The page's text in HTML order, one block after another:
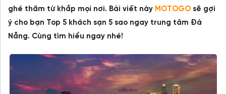
ghé thăm từ khắp mọi nơi. Bài viết này MOTOGO sẽ gợi
ý cho bạn Top 5 khách sạn 5 sao ngay trung tâm Đà
Nẵng. Cùng tìm hiểu ngay nhé!